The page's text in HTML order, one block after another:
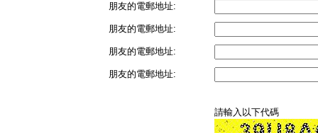
朋友的電郵地址:
朋友的電郵地址:
朋友的電郵地址:
朋友的電郵地址:
請輸入以下代碼